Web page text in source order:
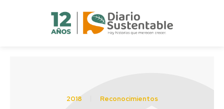
2018 Reconocimientos